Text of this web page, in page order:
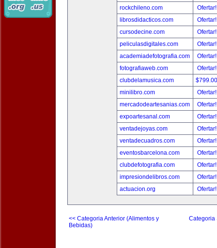
rockchileno.com
librosdidacticos.com
cursodecine.com
peliculasdigitales.com
academiadefotografia.com
fotografiaweb.com
clubdelamusica.com
minilibro.com
mercadodeartesanias.com
expoartesanal.com
ventadejoyas.com
ventadecuadros.com
eventosbarcelona.com
clubdefotografia.com
impresiondelibros.com
actuacion.org
<< Categoria Anterior (Alimentos y
Bebidas)
Categoria